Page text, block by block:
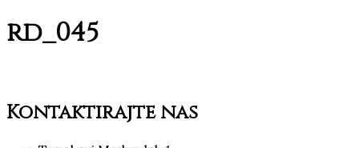
rd_045
Kontaktirajte nas